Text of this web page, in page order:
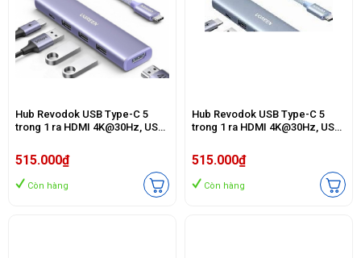
Hub Revodok USB Type-C 5
trong 1 ra HDMI 4K@30Hz, USB
cao cấp
515.000₫
Còn hàng
Hub Revodok USB Type-C 5
trong 1 ra HDMI 4K@30Hz, USB
cao cấp
515.000₫
Còn hàng